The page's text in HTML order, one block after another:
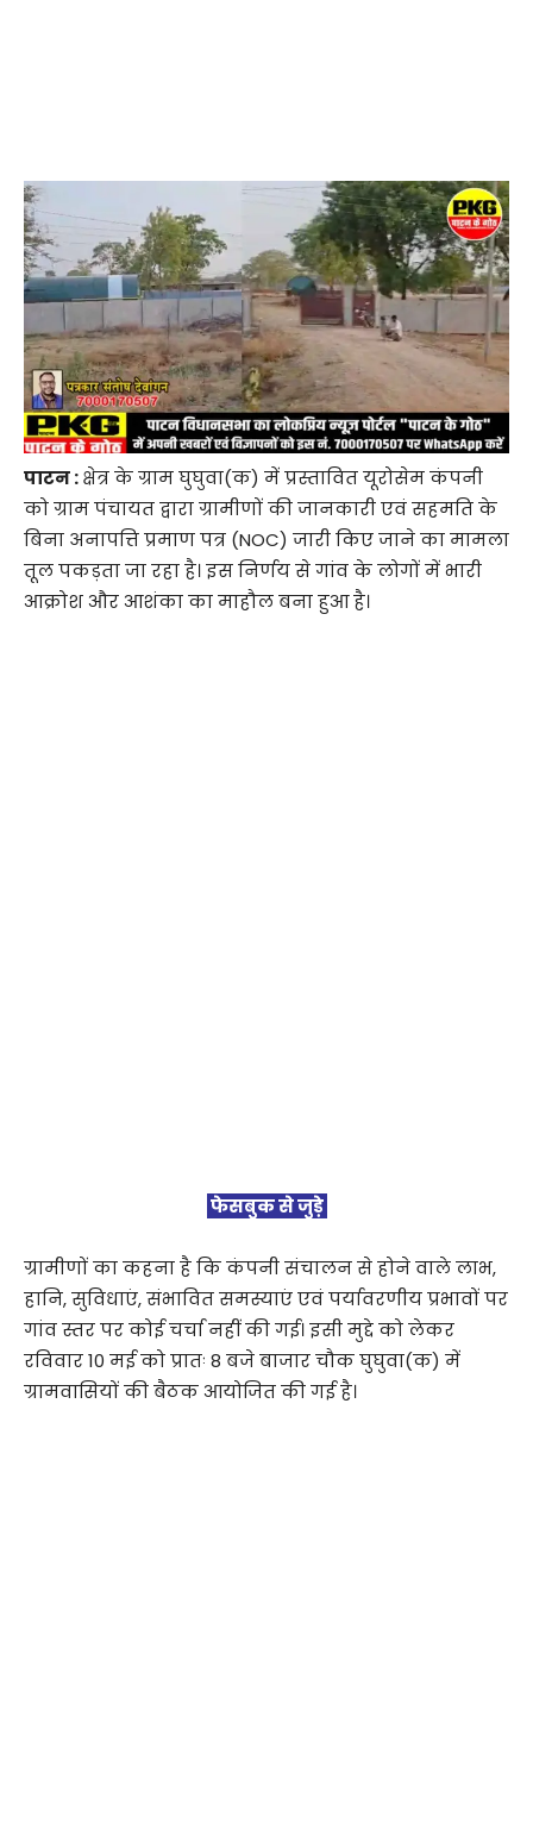
पाटन :क्षेत्र के ग्राम घुघुवा(क) में प्रस्तावित यूरोसेम कंपनी
को ग्राम पंचायत द्वारा ग्रामीणों की जानकारी एवं सहमति के
बिना अनापत्ति प्रमाण पत्र (NOC) जारी किए जाने का मामला
तूल पकड़ता जा रहा है। इस निर्णय से गांव के लोगों में भारी
आक्रोश और आशंका का माहौल बना हुआ है।
फेसबुक से जुड़े
ग्रामीणों का कहना है कि कंपनी संचालन से होने वाले लाभ,
हानि, सुविधाएं, संभावित समस्याएं एवं पर्यावरणीय प्रभावों पर
गांव स्तर पर कोई चर्चा नहीं की गई। इसी मुद्दे को लेकर
रविवार 10 मई को प्रातः 8 बजे बाजार चौक घुघुवा(क) में
ग्रामवासियों की बैठक आयोजित की गई है।